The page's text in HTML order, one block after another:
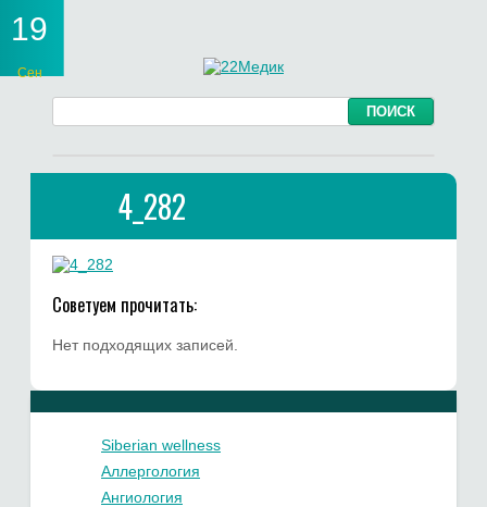
19
Сен
4_282
Советуем прочитать:
Нет подходящих записей.
Siberian wellness
Аллергология
Ангиология